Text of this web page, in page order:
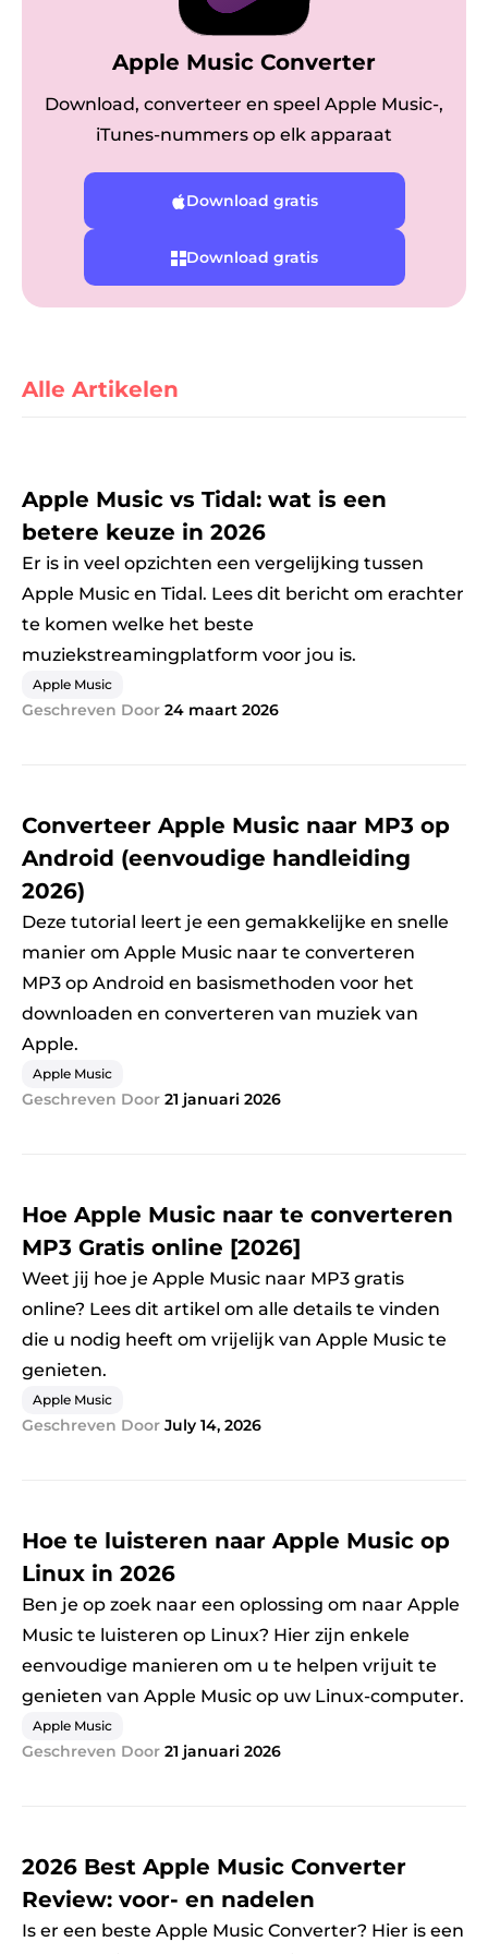
Apple Music Converter
Download, converteer en speel Apple Music-,
iTunes-nummers op elk apparaat
Download gratis
Download gratis
Alle Artikelen
Apple Music vs Tidal: wat is een
betere keuze in 2026
Er is in veel opzichten een vergelijking tussen
Apple Music en Tidal. Lees dit bericht om erachter
te komen welke het beste
muziekstreamingplatform voor jou is.
Apple Music
Geschreven Door 24 maart 2026
Converteer Apple Music naar MP3 op
Android (eenvoudige handleiding
2026)
Deze tutorial leert je een gemakkelijke en snelle
manier om Apple Music naar te converteren
MP3 op Android en basismethoden voor het
downloaden en converteren van muziek van
Apple.
Apple Music
Geschreven Door 21 januari 2026
Hoe Apple Music naar te converteren
MP3 Gratis online [2026]
Weet jij hoe je Apple Music naar MP3 gratis
online? Lees dit artikel om alle details te vinden
die u nodig heeft om vrijelijk van Apple Music te
genieten.
Apple Music
Geschreven Door July 14, 2026
Hoe te luisteren naar Apple Music op
Linux in 2026
Ben je op zoek naar een oplossing om naar Apple
Music te luisteren op Linux? Hier zijn enkele
eenvoudige manieren om u te helpen vrijuit te
genieten van Apple Music op uw Linux-computer.
Apple Music
Geschreven Door 21 januari 2026
2026 Best Apple Music Converter
Review: voor- en nadelen
Is er een beste Apple Music Converter? Hier is een